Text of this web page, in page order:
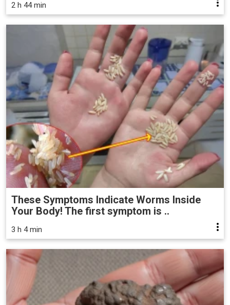
2 h 44 min
These Symptoms Indicate Worms Inside
Your Body! The first symptom is ..
3 h 4 min